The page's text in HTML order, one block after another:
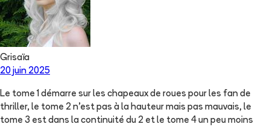
Grisaïa
20 juin 2025
Le tome 1 démarre sur les chapeaux de roues pour les fan de
thriller, le tome 2 n’est pas à la hauteur mais pas mauvais, le
tome 3 est dans la continuité du 2 et le tome 4 un peu moins